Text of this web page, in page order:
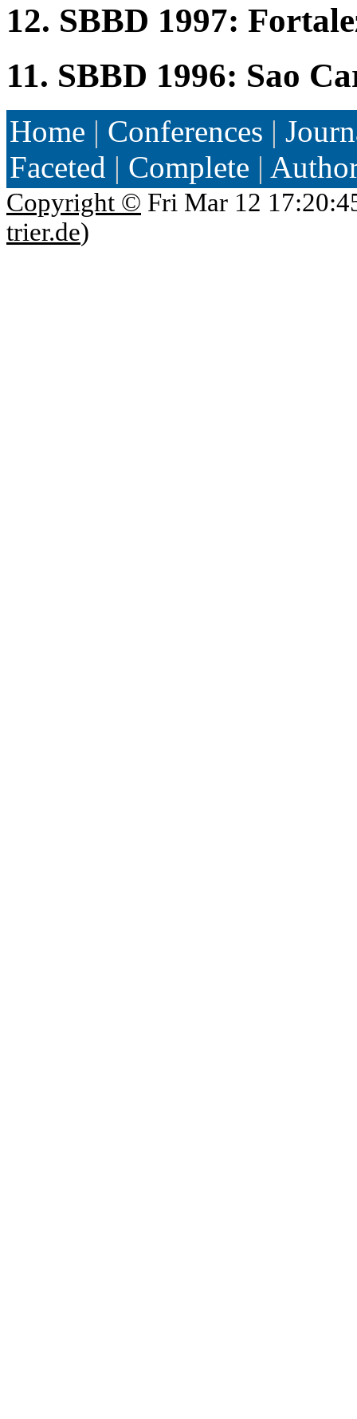
12. SBBD 1997:
11. SBBD 1996: Sao
Home | Conferences |
Faceted | Complete |
Copyright © Fri Mar 12
trier.de)